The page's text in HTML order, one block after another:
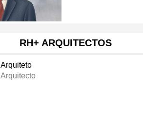
RH+ ARQUITECTOS
Arquiteto
Arquitecto